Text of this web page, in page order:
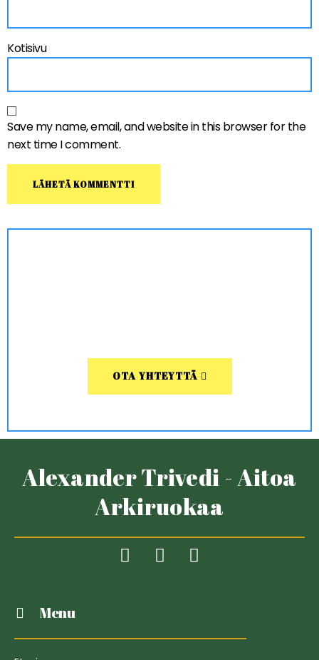
Kotisivu
Save my name, email, and website in this browser for the
next time I comment.
OTA YHTEYTTÄ
Alexander Trivedi - Aitoa
Arkiruokaa
Menu